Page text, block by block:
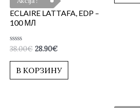
ECLAIRE LATTAFA, EDP –
100 МЛ
Оценка
из
38.00€ 28.90€
В КОРЗИНУ